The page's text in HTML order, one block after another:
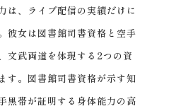
は、ライブ配信の実績だけに
彼女は図書館司書資格と空手
文武両道を体現する2つの資
す。図書館司書資格が示す知
黒帯が証明する身体能力の高